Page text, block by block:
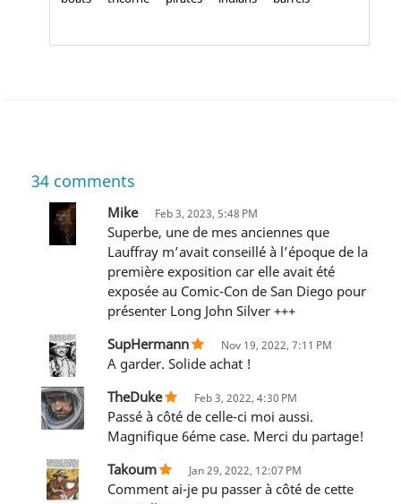
34 comments
Mike Feb 3, 2023, 5:48 PM
Superbe, une de mes anciennes que
Lauffray m’avait conseillé à l’époque de la
première exposition car elle avait été
exposée au Comic-Con de San Diego pour
présenter Long John Silver +++
SupHermann
Nov 19, 2022, 7:11 PM
A garder. Solide achat !
TheDuke
Feb 3, 2022, 4:30 PM
Passé à côté de celle-ci moi aussi.
Magnifique 6éme case. Merci du partage!
Takoum
Jan 29, 2022, 12:07 PM
Comment ai-je pu passer à côté de cette